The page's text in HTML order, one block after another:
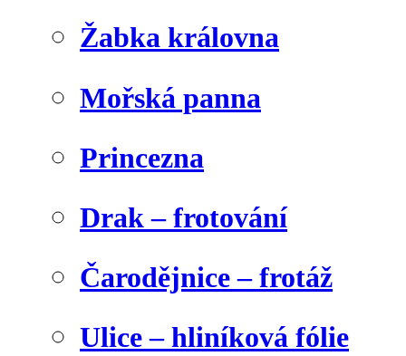
Žabka královna
Mořská panna
Princezna
Drak – frotování
Čarodějnice – frotáž
Ulice – hliníková fólie